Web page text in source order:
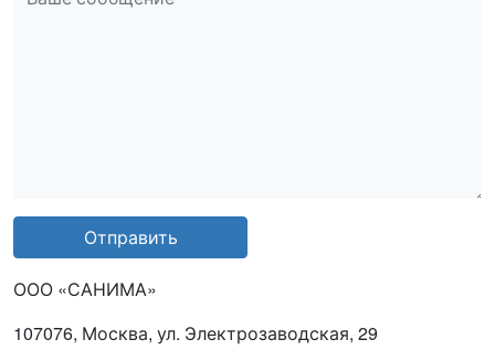
Отправить
ООО «САНИМА»
107076, Москва, ул. Электрозаводская, 29